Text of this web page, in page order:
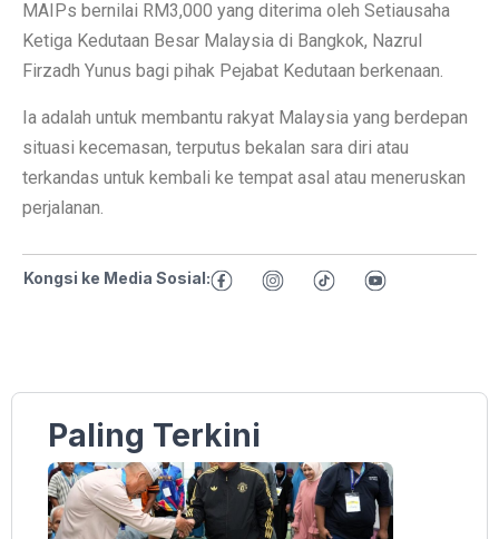
MAIPs bernilai RM3,000 yang diterima oleh Setiausaha
Ketiga Kedutaan Besar Malaysia di Bangkok, Nazrul
Firzadh Yunus bagi pihak Pejabat Kedutaan berkenaan.
Ia adalah untuk membantu rakyat Malaysia yang berdepan
situasi kecemasan, terputus bekalan sara diri atau
terkandas untuk kembali ke tempat asal atau meneruskan
perjalanan.
Kongsi ke Media Sosial:
Paling Terkini